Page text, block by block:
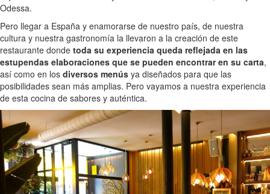
Odessa.
Pero llegar a España y enamorarse de nuestro país, de nuestra
cultura y nuestra gastronomía la llevaron a la creación de este
restaurante donde toda su experiencia queda reflejada en las
estupendas elaboraciones que se pueden encontrar en su carta,
así como en los diversos menús ya diseñados para que las
posibilidades sean más amplias. Pero vayamos a nuestra experiencia
de esta cocina de sabores y auténtica.